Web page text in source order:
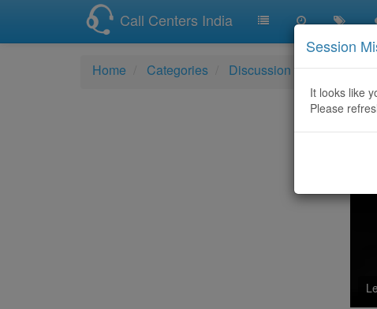
Call Centers India
Home Categories Discussion
Session
It looks like
Please